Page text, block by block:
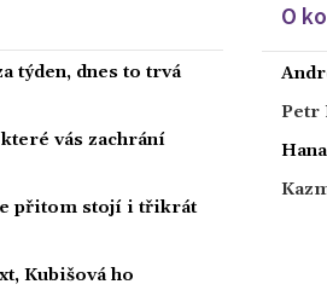
týden, dnes to trvá
vás zachrání
přitom stojí i třikrát
Kubišová ho
O
Petr